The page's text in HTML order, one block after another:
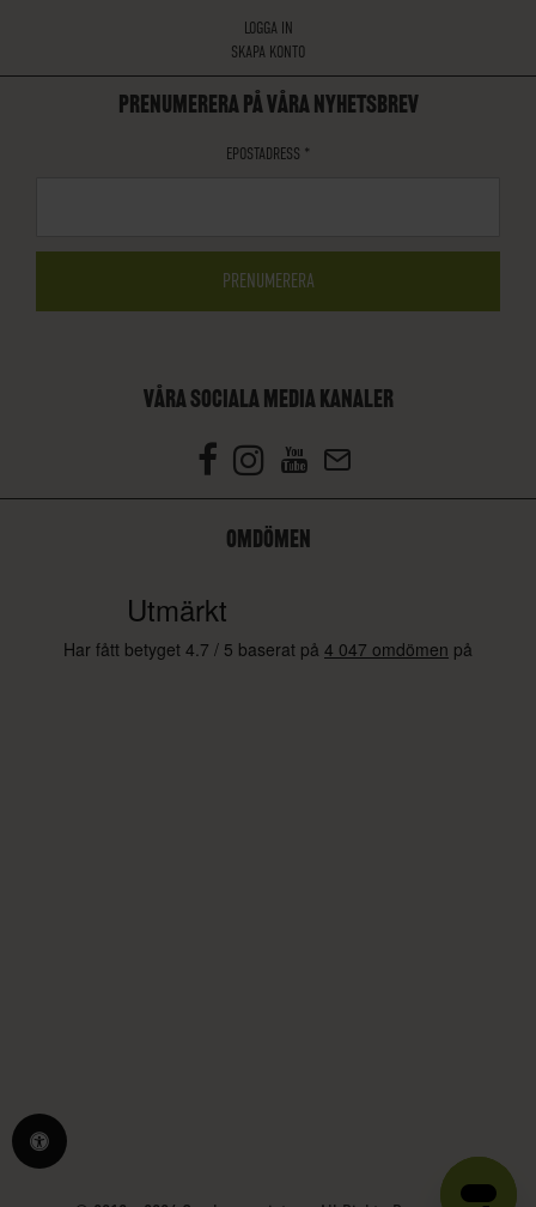
LOGGA IN
SKAPA KONTO
PRENUMERERA PÅ VÅRA NYHETSBREV
EPOSTADRESS *
VÅRA SOCIALA MEDIA KANALER
OMDÖMEN